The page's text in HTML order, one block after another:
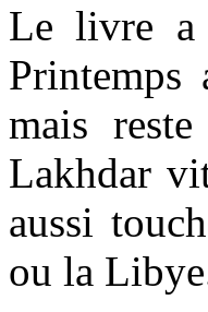
Le livre a
mais
Lakhdar
aussi
ou la